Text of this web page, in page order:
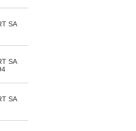
SA
SA
SA